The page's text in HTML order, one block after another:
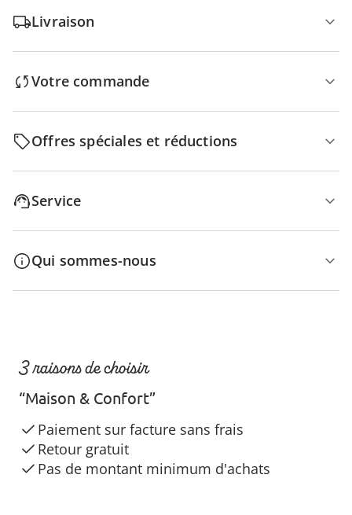
Livraison
Votre commande
Offres spéciales et réductions
Service
Qui sommes-nous
3 raisons de choisir
“Maison & Confort”
Paiement sur facture sans frais
Retour gratuit
Pas de montant minimum d'achats